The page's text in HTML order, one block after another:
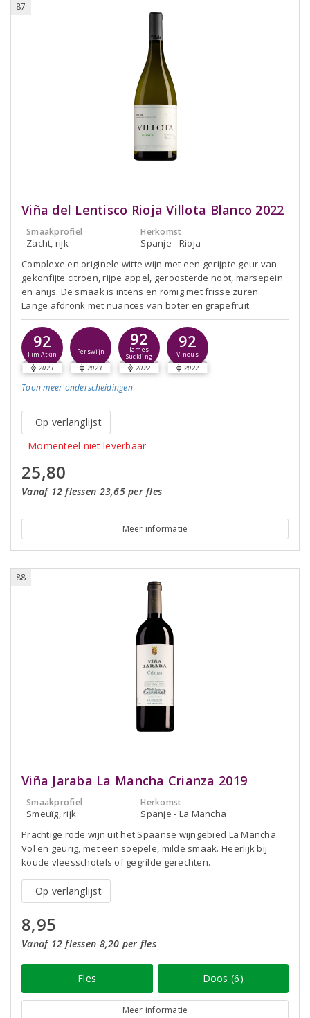
87
Viña del Lentisco Rioja Villota Blanco 2022
Smaakprofiel
Zacht, rijk
Herkomst
Spanje - Rioja
Complexe en originele witte wijn met een gerijpte geur van
gekonfijte citroen, rijpe appel, geroosterde noot, marsepein
en anijs. De smaak is intens en romig met frisse zuren.
Lange afdronk met nuances van boter en grapefruit.
92
Tim Atkin
2023
Perswijn
2023
92
James
Suckling
2022
92
Vinous
2022
Toon meer onderscheidingen
Op verlanglijst
Momenteel niet leverbaar
25,80
Vanaf 12 flessen 23,65 per fles
Meer informatie
88
Viña Jaraba La Mancha Crianza 2019
Smaakprofiel
Smeuïg, rijk
Herkomst
Spanje - La Mancha
Prachtige rode wijn uit het Spaanse wijngebied La Mancha.
Vol en geurig, met een soepele, milde smaak. Heerlijk bij
koude vleesschotels of gegrilde gerechten.
Op verlanglijst
8,95
Vanaf 12 flessen 8,20 per fles
Fles Doos (6)
Meer informatie